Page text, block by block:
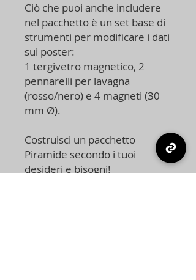
Ciò che puoi anche includere
nel pacchetto è un set base di
strumenti per modificare i dati
sui poster:
1 tergivetro magnetico, 2
pennarelli per lavagna
(rosso/nero) e 4 magneti (30
mm Ø).
Costruisci un pacchetto
Piramide secondo i tuoi
desideri e bisogni!